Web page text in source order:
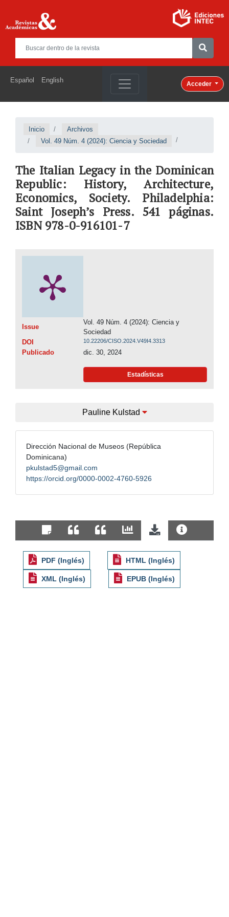
Español English Acceder
Inicio
Archivos
Vol. 49 Núm. 4 (2024): Ciencia y Sociedad
The Italian Legacy in the Dominican
Republic: History, Architecture,
Economics, Society. Philadelphia:
Saint Joseph’s Press. 541 páginas.
ISBN 978-0-916101-7
Issue
Vol. 49 Núm. 4 (2024): Ciencia y
Sociedad
DOI
10.22206/CISO.2024.V49I4.3313
Publicado dic. 30, 2024
Estadísticas
Pauline Kulstad
Dirección Nacional de Museos (República
Dominicana)
pkulstad5@gmail.com
https://orcid.org/0000-0002-4760-5926
PDF (Inglés) HTML (Inglés)
XML (Inglés) EPUB (Inglés)